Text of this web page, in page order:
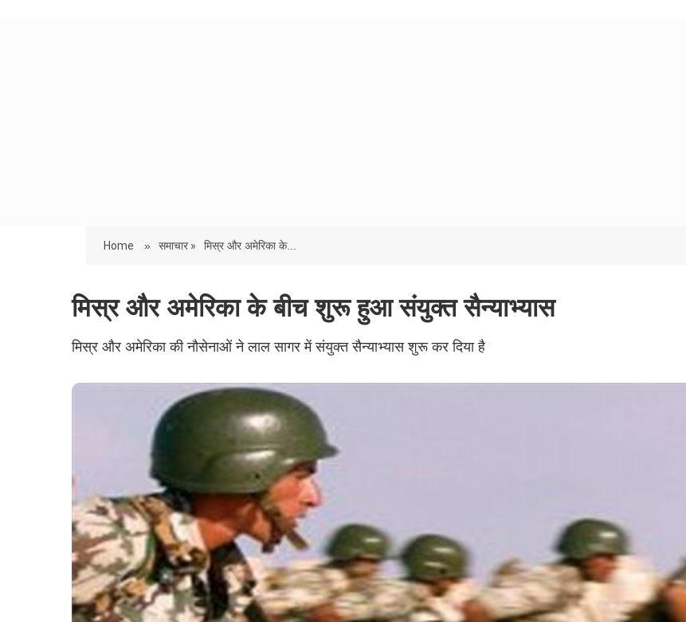
Home » समाचार » मिस्र और अमेरिका के...
मिस्र और अमेरिका के बीच शुरू हुआ संयुक्त सैन्याभ्यास
मिस्र और अमेरिका की नौसेनाओं ने लाल सागर में संयुक्त सैन्याभ्यास शुरू कर दिया है